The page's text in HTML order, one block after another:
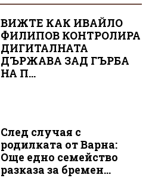
ВИЖТЕ КАК ИВАЙЛО
ФИЛИПОВ КОНТРОЛИРА
ДИГИТАЛНАТА
ДЪРЖАВА ЗАД ГЪРБА
НА П...
След случая с
родилката от Варна:
Още едно семейство
разказа за бремен...